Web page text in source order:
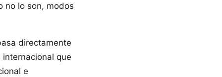
no lo son, modos
directamente
que
e